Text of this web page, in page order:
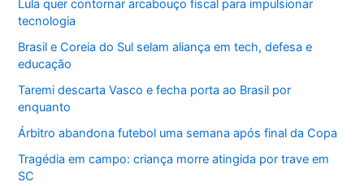
Lula quer contornar arcabouço fiscal para impulsionar
tecnologia
Brasil e Coreia do Sul selam aliança em tech, defesa e
educação
Taremi descarta Vasco e fecha porta ao Brasil por
enquanto
Árbitro abandona futebol uma semana após final da Copa
Tragédia em campo: criança morre atingida por trave em
SC